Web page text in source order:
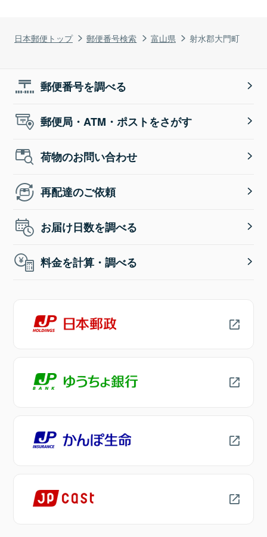
日本郵便トップ 郵便番号検索 富山県 射水郡大門町
郵便番号を調べる
郵便局・ATM・ポストをさがす
荷物のお問い合わせ
再配達のご依頼
お届け日数を調べる
料金を計算・調べる